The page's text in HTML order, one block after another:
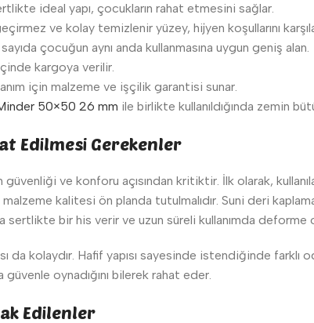
ideal yapı, çocukların rahat etmesini sağlar.
ve kolay temizlenir yüzey, hijyen koşullarını
çocuğun aynı anda kullanmasına uygun geniş alan.
kargoya verilir.
için malzeme ve işçilik garantisi sunar.
50×50 26 mm ile birlikte kullanıldığında zemin
Edilmesi Gerekenler
ve konforu açısından kritiktir. İlk olarak,
kalitesi ön planda tutulmalıdır. Suni deri
bir his verir ve uzun süreli kullanımda deforme
da kolaydır. Hafif yapısı sayesinde istendiğinde
güvenle oynadığını bilerek rahat eder.
Edilenler